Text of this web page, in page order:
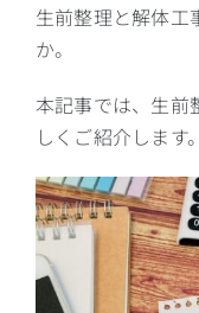
生前整理と解体工
か。
本記事では、生前
しくご紹介します